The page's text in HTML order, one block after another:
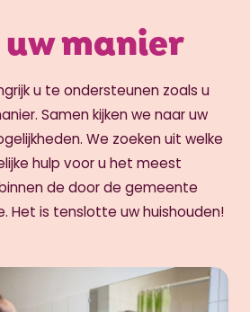
uw manier
u te ondersteunen zoals u
Samen kijken we naar uw
We zoeken uit welke
hulp voor u het meest
de door de gemeente
Het is tenslotte uw huishouden!